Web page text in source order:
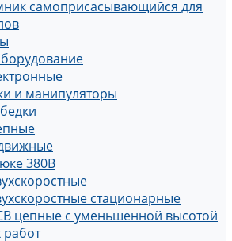
самоприсасывающийся для
и манипуляторы
380В
стационарные
цепные с уменьшенной высотой
работ